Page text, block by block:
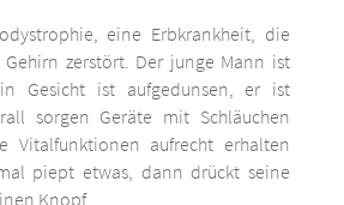
eine Erbkrankheit, die
zerstört. Der junge Mann ist
Gesicht ist aufgedunsen, er ist
sorgen Geräte mit Schläuchen
Vitalfunktionen aufrecht erhalten
piept etwas, dann drückt seine
Knopf.